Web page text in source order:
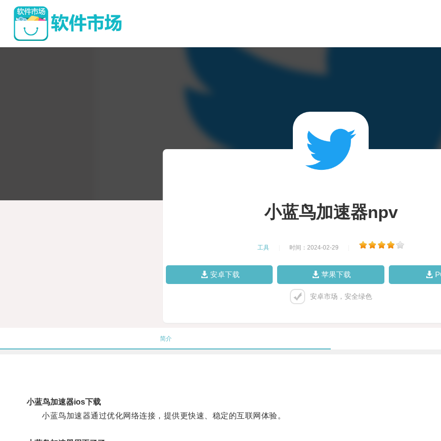
小蓝鸟加速器npv
工具 时间：2024-02-29
安卓下载 苹果下载
安卓市场，安全绿色
简介
小蓝鸟加速器ios下载
小蓝鸟加速器通过优化网络连接，提供更快速、稳定的互联网体验。